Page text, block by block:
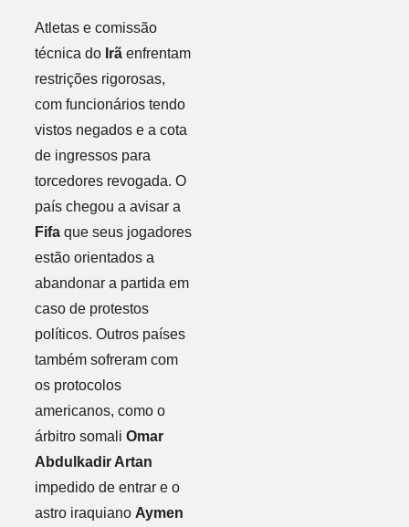
Atletas e comissão
técnica do Irãenfrentam
restrições rigorosas,
com funcionários tendo
vistos negados e a cota
de ingressos para
torcedores revogada. O
país chegou a avisar a
Fifaque seus jogadores
estão orientados a
abandonar a partida em
caso de protestos
políticos. Outros países
também sofreram com
os protocolos
americanos, como o
árbitro somali Omar
Abdulkadir Artan
impedido de entrar e o
astro iraquiano Aymen